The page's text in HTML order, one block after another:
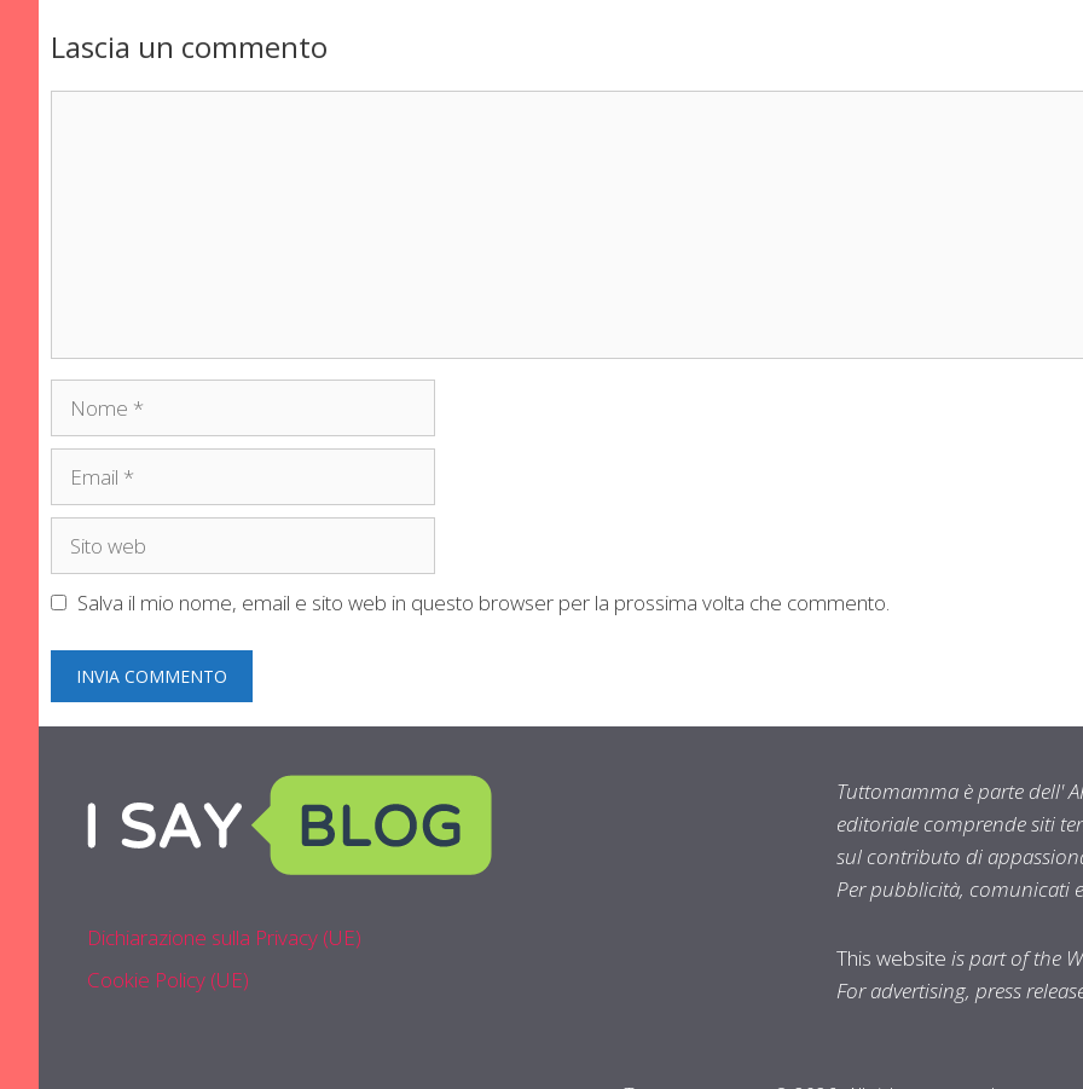
Lascia un commento
Nome
Email
Sito
Salva il mio nome, email e sito web in questo browser per la prossima volta che commento.
Dichiarazione sulla Privacy (UE)
Cookie Policy (UE)
Tuttomamma è parte dell'
editoriale comprende siti
sul contributo di
Per pubblicità, comunicati
This website is part of the
For advertising, press